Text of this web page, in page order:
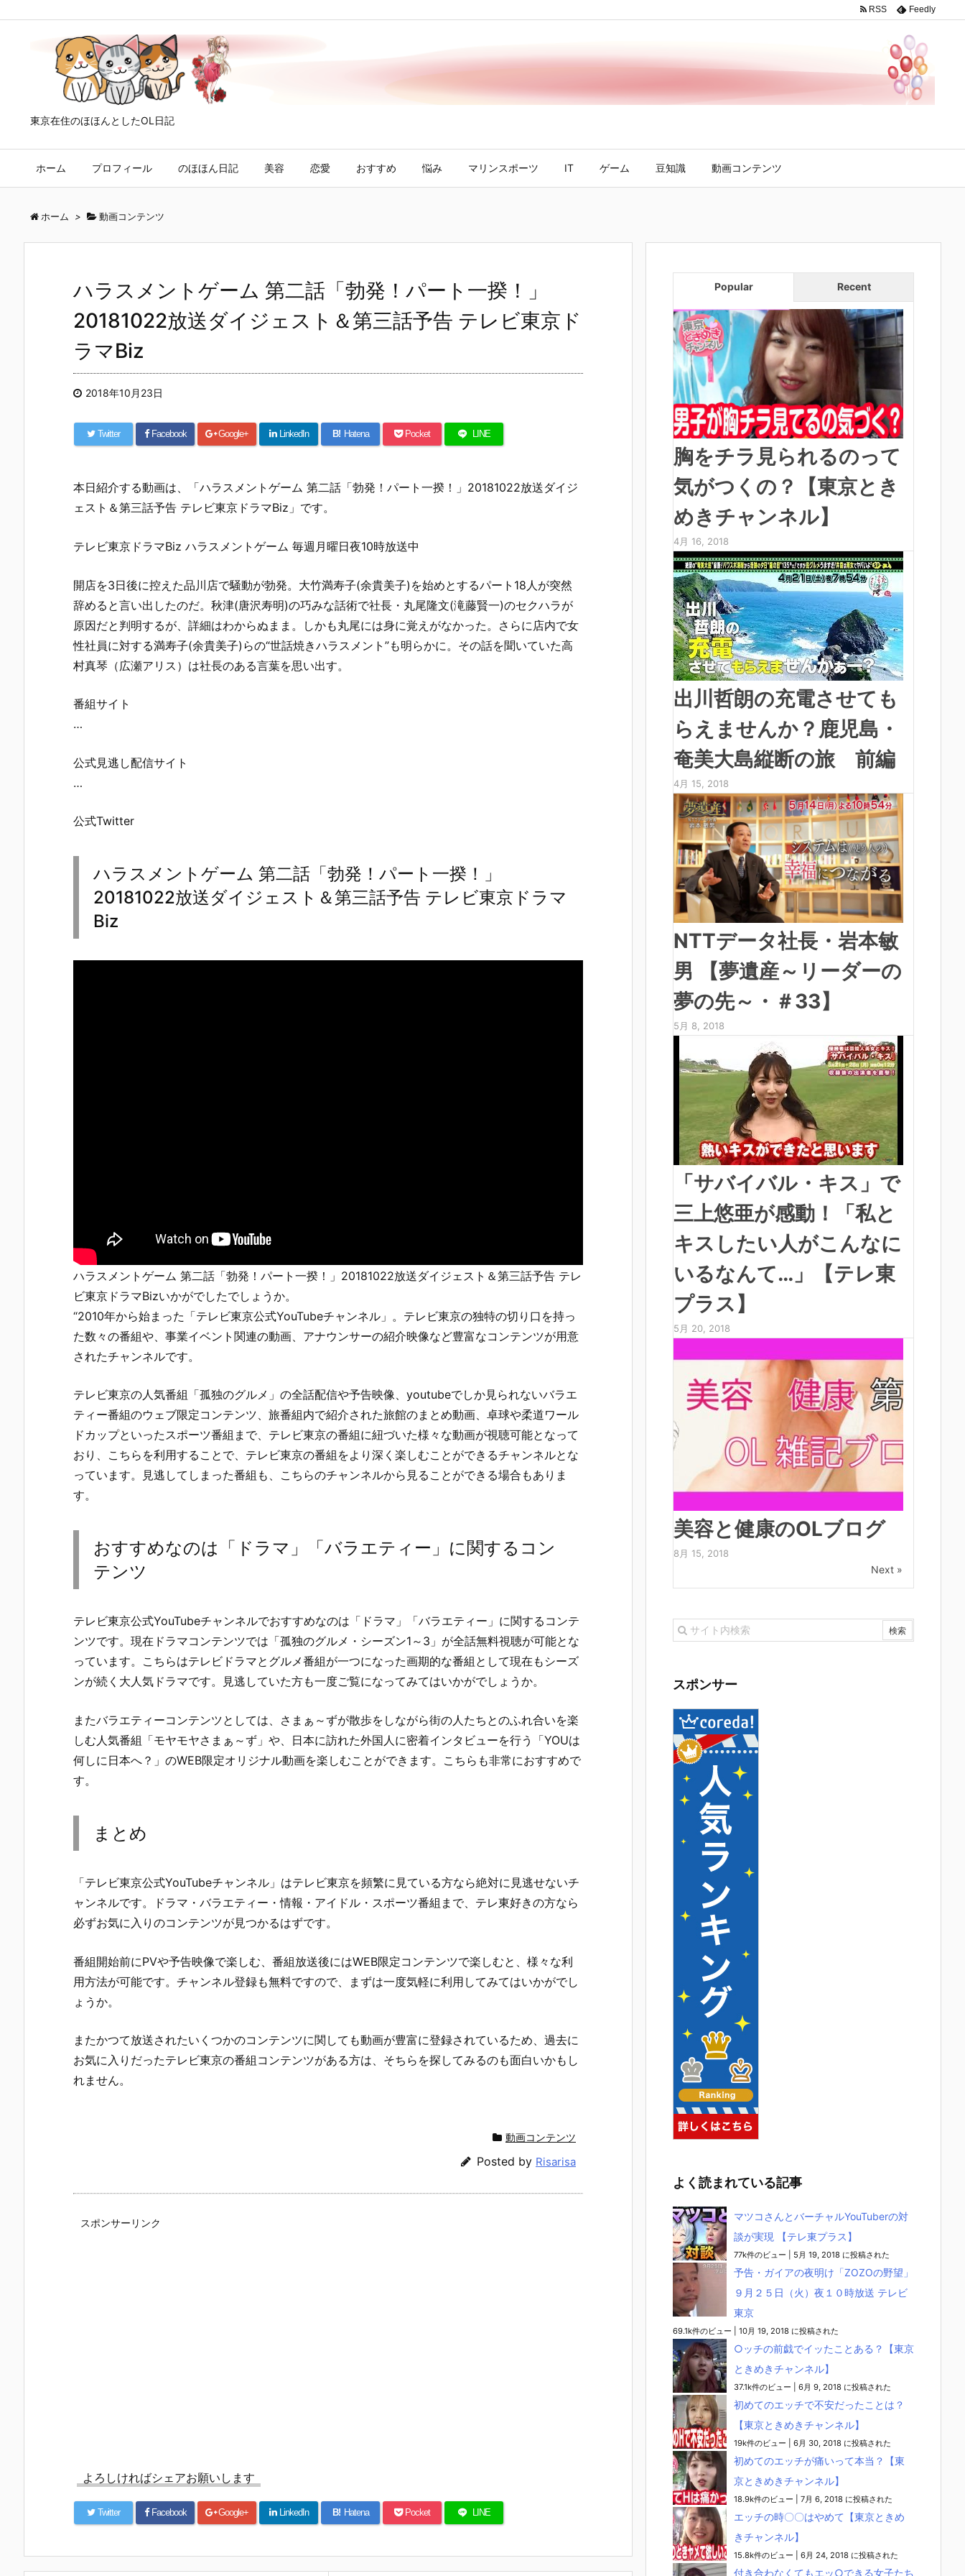
東京在住のほほんとしたOL日記
ホーム プロフィール のほほん日記 美容 恋愛 おすすめ 悩み マリンスポーツ IT ゲーム 豆知識 動画コンテンツ
RSS Feedly
ホーム > 動画コンテンツ
ハラスメントゲーム 第二話「勃発！パート一揆！」
20181022放送ダイジェスト＆第三話予告 テレビ東京ド
ラマBiz
2018年10月23日
Twitter Facebook Google+ LinkedIn B! Hatena Pocket LINE
本日紹介する動画は、「ハラスメントゲーム 第二話「勃発！パート一揆！」20181022放送ダイジ
ェスト＆第三話予告 テレビ東京ドラマBiz」です。
テレビ東京ドラマBiz ハラスメントゲーム 毎週月曜日夜10時放送中
開店を3日後に控えた品川店で騒動が勃発。大竹満寿子(余貴美子)を始めとするパート18人が突然
辞めると言い出したのだ。秋津(唐沢寿明)の巧みな話術で社長・丸尾隆文(滝藤賢一)のセクハラが
原因だと判明するが、詳細はわからぬまま。しかも丸尾には身に覚えがなかった。さらに店内で女
性社員に対する満寿子(余貴美子)らの“世話焼きハラスメント”も明らかに。その話を聞いていた高
村真琴（広瀬アリス）は社長のある言葉を思い出す。
番組サイト
…
公式見逃し配信サイト
…
公式Twitter
ハラスメントゲーム 第二話「勃発！パート一揆！」
20181022放送ダイジェスト＆第三話予告 テレビ東京ドラマ
Biz
ハラスメントゲーム 第二話「勃発！パート一揆！」20181022放送ダイジェスト＆第三話予告 テレ
ビ東京ドラマBizいかがでしたでしょうか。
“2010年から始まった「テレビ東京公式YouTubeチャンネル」。テレビ東京の独特の切り口を持っ
た数々の番組や、事業イベント関連の動画、アナウンサーの紹介映像など豊富なコンテンツが用意
されたチャンネルです。
テレビ東京の人気番組「孤独のグルメ」の全話配信や予告映像、youtubeでしか見られないバラエ
ティー番組のウェブ限定コンテンツ、旅番組内で紹介された旅館のまとめ動画、卓球や柔道ワール
ドカップといったスポーツ番組まで、テレビ東京の番組に紐づいた様々な動画が視聴可能となって
おり、こちらを利用することで、テレビ東京の番組をより深く楽しむことができるチャンネルとな
っています。見逃してしまった番組も、こちらのチャンネルから見ることができる場合もありま
す。
おすすめなのは「ドラマ」「バラエティー」に関するコン
テンツ
テレビ東京公式YouTubeチャンネルでおすすめなのは「ドラマ」「バラエティー」に関するコンテ
ンツです。現在ドラマコンテンツでは「孤独のグルメ・シーズン1～3」が全話無料視聴が可能とな
っています。こちらはテレビドラマとグルメ番組が一つになった画期的な番組として現在もシーズ
ンが続く大人気ドラマです。見逃していた方も一度ご覧になってみてはいかがでしょうか。
またバラエティーコンテンツとしては、さまぁ～ずが散歩をしながら街の人たちとのふれ合いを楽
しむ人気番組「モヤモヤさまぁ～ず」や、日本に訪れた外国人に密着インタビューを行う「YOUは
何しに日本へ？」のWEB限定オリジナル動画を楽しむことができます。こちらも非常におすすめで
す。
まとめ
「テレビ東京公式YouTubeチャンネル」はテレビ東京を頻繁に見ている方なら絶対に見逃せないチ
ャンネルです。ドラマ・バラエティー・情報・アイドル・スポーツ番組まで、テレ東好きの方なら
必ずお気に入りのコンテンツが見つかるはずです。
番組開始前にPVや予告映像で楽しむ、番組放送後にはWEB限定コンテンツで楽しむと、様々な利
用方法が可能です。チャンネル登録も無料ですので、まずは一度気軽に利用してみてはいかがでし
ょうか。
またかつて放送されたいくつかのコンテンツに関しても動画が豊富に登録されているため、過去に
お気に入りだったテレビ東京の番組コンテンツがある方は、そちらを探してみるのも面白いかもし
れません。
動画コンテンツ
Posted by Risarisa
スポンサーリンク
よろしければシェアお願いします
Twitter Facebook Google+ LinkedIn B! Hatena Pocket LINE
Popular Recent
胸をチラ見られるのって
気がつくの？【東京とき
めきチャンネル】
4月 16, 2018
出川哲朗の充電させても
らえませんか？鹿児島・
奄美大島縦断の旅 前編
4月 15, 2018
NTTデータ社長・岩本敏
男 【夢遺産～リーダーの
夢の先～・＃33】
5月 8, 2018
「サバイバル・キス」で
三上悠亜が感動！「私と
キスしたい人がこんなに
いるなんて…」【テレ東
プラス】
5月 20, 2018
美容と健康のOLブログ
8月 15, 2018
Next »
スポンサー
よく読まれている記事
マツコさんとバーチャルYouTuberの対
談が実現 【テレ東プラス】
77k件のビュー 5月 19, 2018 に投稿された
予告・ガイアの夜明け「ZOZOの野望」
９月２５日（火）夜１０時放送 テレビ
東京
69.1k件のビュー 10月 19, 2018 に投稿された
○ッチの前戯でイッたことある？【東京
ときめきチャンネル】
37.1k件のビュー 6月 9, 2018 に投稿された
初めてのエッチで不安だったことは？
【東京ときめきチャンネル】
19k件のビュー 6月 30, 2018 に投稿された
初めてのエッチが痛いって本当？【東
京ときめきチャンネル】
18.9k件のビュー 7月 6, 2018 に投稿された
エッチの時〇〇はやめて【東京ときめ
きチャンネル】
15.8k件のビュー 6月 24, 2018 に投稿された
付き合わなくてもエッ○できる女子たち